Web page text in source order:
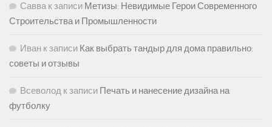
Саввак записи Метизы: Невидимые Герои Современного
Строительства и Промышленности
Иван к записи Как выбрать тандыр для дома правильно:
советы и отзывы
Всеволод к записи Печать и нанесение дизайна на
футболку